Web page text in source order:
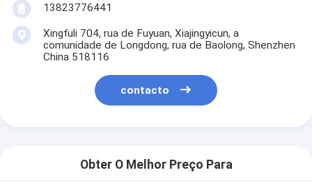
13823776441
Xingfuli 704, rua de Fuyuan, Xiajingyicun, a
comunidade de Longdong, rua de Baolong, Shenzhen
China 518116
contacto
Obter O Melhor Preço Para